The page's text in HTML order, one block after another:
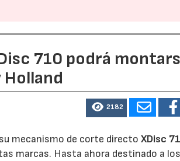
710 podrá
Holland
2182
mecanismo de corte directoXDisc
marcas. Hasta ahora destinado a